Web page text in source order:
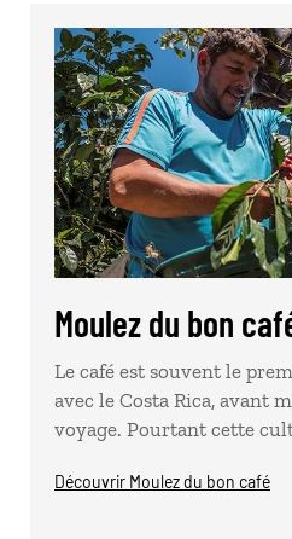
Moulez du bon
Le café est souvent le
avec le Costa Rica, avant
voyage. Pourtant cette
Découvrir Moulez du bon café